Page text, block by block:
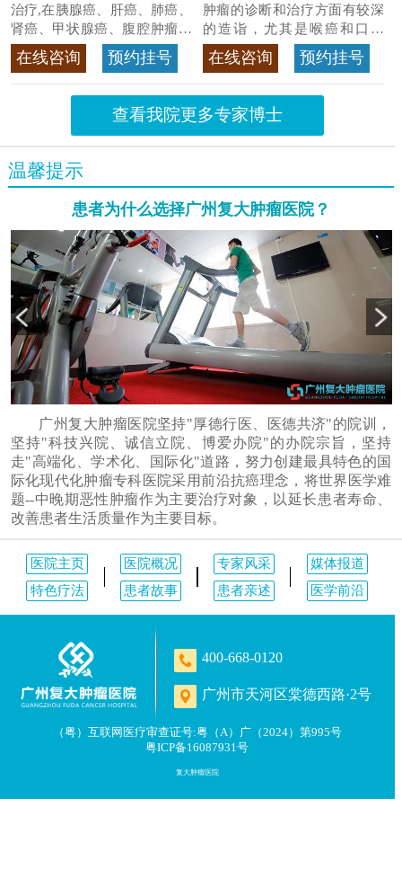
治疗,在胰腺癌、肝癌、肺癌、
肾癌、甲状腺癌、腹腔肿瘤等
>>查看专家详情
在线咨询 预约挂号
肿瘤的诊断和治疗方面有较深
的造诣，尤其是喉癌和口腔
癌，迄今仍是广东喉癌单病种
首席专家 >>查看专家详情
在线咨询 预约挂号
查看我院更多专家博士
温馨提示
患者为什么选择广州复大肿瘤医院？
广州复大肿瘤医院坚持"厚德行医、医德共济"的院训，
坚持"科技兴院、诚信立院、博爱办院"的办院宗旨，坚持
走"高端化、学术化、国际化"道路，努力创建最具特色的国
际化现代化肿瘤专科医院采用前沿抗癌理念，将世界医学难
题--中晚期恶性肿瘤作为主要治疗对象，以延长患者寿命、
改善患者生活质量作为主要目标。
医院主页 医院概况 专家风采
媒体报道
特色疗法
患者故事 患者亲述 医学前沿
400-668-0120
广州市天河区棠德西路·2号
（粤）互联网医疗审查证号:粤（A）广（2024）第995号
粤ICP备16087931号
复大肿瘤医院